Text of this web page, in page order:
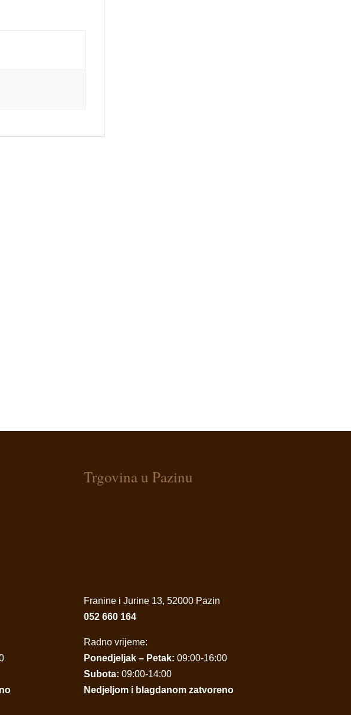
Trgovina u Pazinu
Franine i Jurine 13, 52000 Pazin
052 660 164
Radno vrijeme:
Ponedjeljak – Petak: 09:00-16:00
Subota: 09:00-14:00
Nedjeljom i blagdanom zatvoreno